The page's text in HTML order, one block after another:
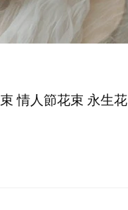
情人節花束 永生